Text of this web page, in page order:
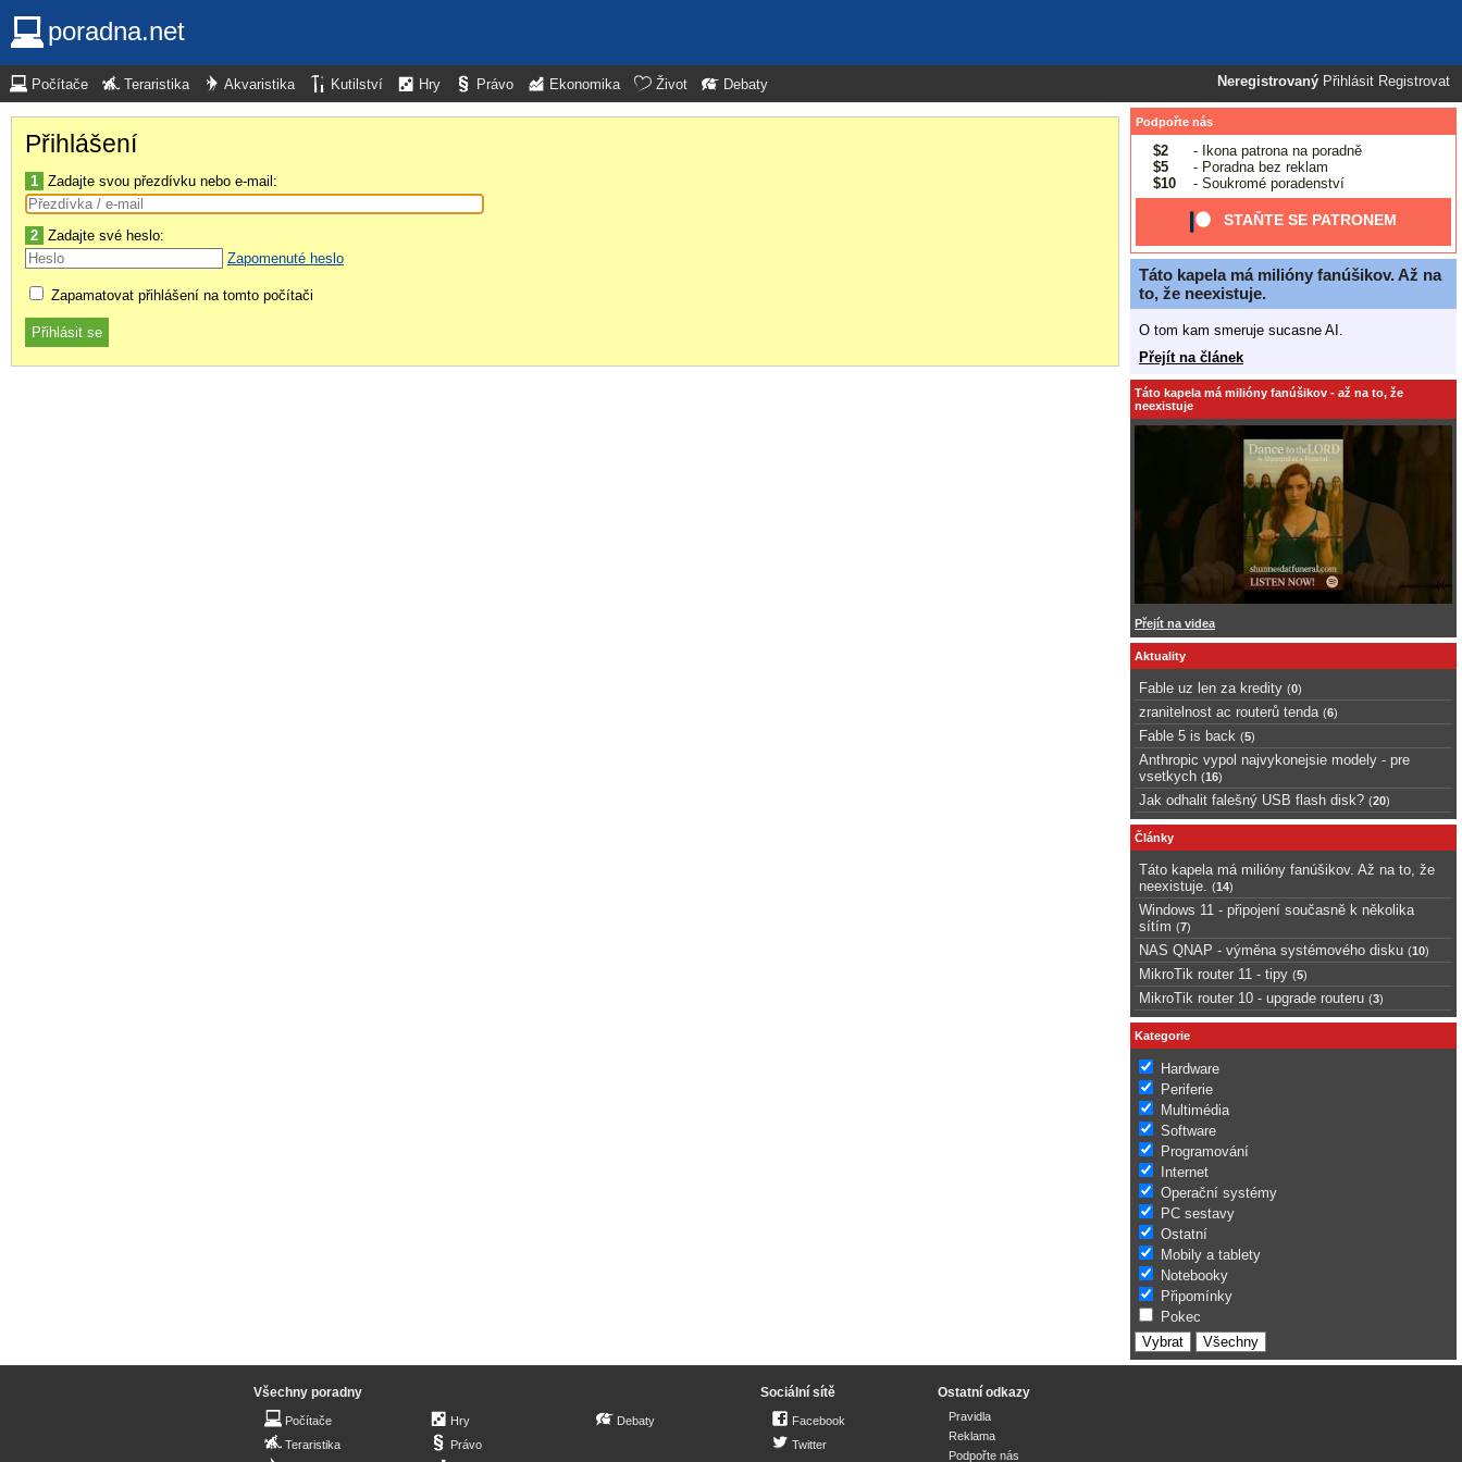
poradna.net
Neregistrovaný Přihlásit Registrovat
Počítače Teraristika Akvaristika Kutilství Hry Právo Ekonomika Život Debaty
Přihlášení
1 Zadajte svou přezdívku nebo e-mail:
2 Zadajte své heslo:
Zapomenuté heslo
Zapamatovat přihlášení na tomto počítači
Podpořte nás
$2
- Ikona patrona na poradně
$5
- Poradna bez reklam
$10
- Soukromé poradenství
STAŇTE SE PATRONEM
Táto kapela má milióny fanúšikov. Až na
to, že neexistuje.
O tom kam smeruje sucasne AI.
Přejít na článek
Táto kapela má milióny fanúšikov - až na to, že
neexistuje
Přejít na videa
Aktuality
Fable uz len za kredity (0)
zranitelnost ac routerů tenda (6)
Fable 5 is back (5)
Anthropic vypol najvykonejsie modely - pre
vsetkych (16)
Jak odhalit falešný USB flash disk? (20)
Články
Táto kapela má milióny fanúšikov. Až na to, že
neexistuje.
(14)
Windows 11 - připojení současně k několika
sítím (7)
NAS QNAP - výměna systémového disku (10)
MikroTik router 11 - tipy (5)
MikroTik router 10 - upgrade routeru (3)
Kategorie
Hardware
Periferie
Multimédia
Software
Programování
Internet
Operační systémy
PC sestavy
Ostatní
Mobily a tablety
Notebooky
Připomínky
Pokec
Všechny poradny
Počítače
Teraristika
Hry
Právo
Debaty
Sociální sítě
Facebook
Twitter
Ostatní odkazy
Pravidla
Reklama
Podpořte nás